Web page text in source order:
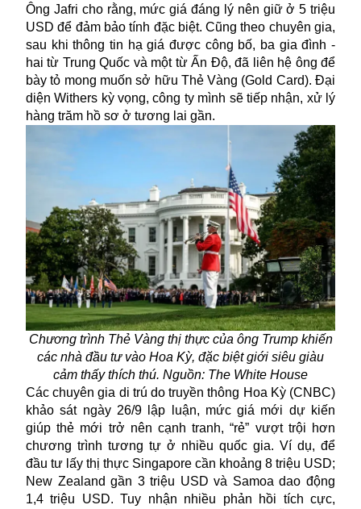
Ông Jafri cho rằng, mức giá đáng lý nên giữ ở 5 triệu
USD để đảm bảo tính đặc biệt. Cũng theo chuyên gia,
sau khi thông tin hạ giá được công bố, ba gia đình -
hai từ Trung Quốc và một từ Ấn Độ, đã liên hệ ông để
bày tỏ mong muốn sở hữu Thẻ Vàng (Gold Card). Đại
diện Withers kỳ vọng, công ty mình sẽ tiếp nhận, xử lý
hàng trăm hồ sơ ở tương lai gần.
Chương trình Thẻ Vàng thị thực của ông Trump khiến
các nhà đầu tư vào Hoa Kỳ, đặc biệt giới siêu giàu
cảm thấy thích thú. Nguồn: The White House
Các chuyên gia di trú do truyền thông Hoa Kỳ (CNBC)
khảo sát ngày 26/9 lập luận, mức giá mới dự kiến
giúp thẻ mới trở nên cạnh tranh, “rẻ” vượt trội hơn
chương trình tương tự ở nhiều quốc gia. Ví dụ, để
đầu tư lấy thị thực Singapore cần khoảng 8 triệu USD;
New Zealand gần 3 triệu USD và Samoa dao động
1,4 triệu USD. Tuy nhận nhiều phản hồi tích cực,